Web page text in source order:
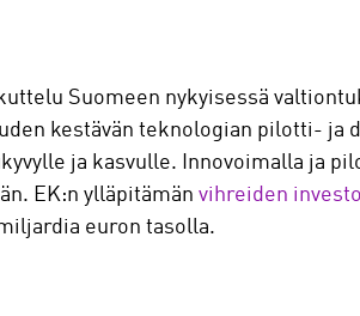
Suomeen nykyisessä
kestävän teknologian pilotti-
ja kasvulle. Innovoimalla ja
EK:n ylläpitämän vihreiden
euron tasolla.